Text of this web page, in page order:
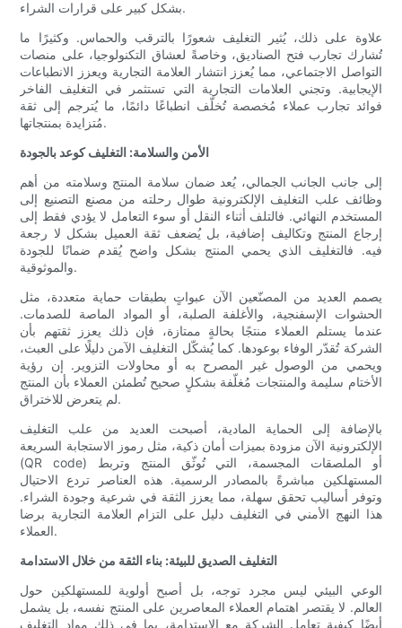
بشكل كبير على قرارات الشراء.
علاوة على ذلك، يُثير التغليف شعورًا بالترقب والحماس. وكثيرًا ما
تُشارك تجارب فتح الصناديق، وخاصةً لعشاق التكنولوجيا، على منصات
التواصل الاجتماعي، مما يُعزز انتشار العلامة التجارية ويعزز الانطباعات
الإيجابية. وتجني العلامات التجارية التي تستثمر في التغليف الفاخر
فوائد تجارب عملاء مُخصصة تُخلّف انطباعًا دائمًا، ما يُترجم إلى ثقة
مُتزايدة بمنتجاتها.
الأمن والسلامة: التغليف كوعد بالجودة
إلى جانب الجانب الجمالي، يُعد ضمان سلامة المنتج وسلامته من أهم
وظائف علب التغليف الإلكترونية طوال رحلته من مصنع التصنيع إلى
المستخدم النهائي. فالتلف أثناء النقل أو سوء التعامل لا يؤدي فقط إلى
إرجاع المنتج وتكاليف إضافية، بل يُضعف ثقة العميل بشكل لا رجعة
فيه. فالتغليف الذي يحمي المنتج بشكل واضح يُقدم ضمانًا للجودة
والموثوقية.
يصمم العديد من المصنّعين الآن عبواتٍ بطبقات حماية متعددة، مثل
الحشوات الإسفنجية، والأغلفة الصلبة، أو المواد الماصة للصدمات.
عندما يستلم العملاء منتجًا بحالةٍ ممتازة، فإن ذلك يعزز ثقتهم بأن
الشركة تُقدّر الوفاء بوعودها. كما يُشكّل التغليف الآمن دليلًا على العبث،
ويحمي من الوصول غير المصرح به أو محاولات التزوير. إن رؤية
الأختام سليمة والمنتجات مُغلّفة بشكلٍ صحيح تُطمئن العملاء بأن المنتج
لم يتعرض للاختراق.
بالإضافة إلى الحماية المادية، أصبحت العديد من علب التغليف
الإلكترونية الآن مزودة بميزات أمان ذكية، مثل رموز الاستجابة السريعة
(QR code) أو الملصقات المجسمة، التي تُوثّق المنتج وتربط
المستهلكين مباشرةً بالمصادر الرسمية. هذه العناصر تردع الاحتيال
وتوفر أساليب تحقق سهلة، مما يعزز الثقة في شرعية وجودة الشراء.
هذا النهج الأمني ​​في التغليف دليل على التزام العلامة التجارية برضا
العملاء.
التغليف الصديق للبيئة: بناء الثقة من خلال الاستدامة
الوعي البيئي ليس مجرد توجه، بل أصبح أولوية للمستهلكين حول
العالم. لا يقتصر اهتمام العملاء المعاصرين على المنتج نفسه، بل يشمل
أيضًا كيفية تعامل الشركة مع الاستدامة، بما في ذلك مواد التغليف